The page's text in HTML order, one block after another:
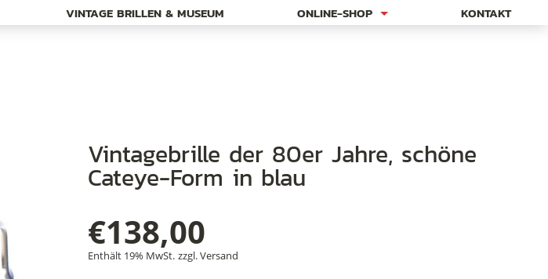
VINTAGE BRILLEN & MUSEUM ONLINE-SHOP KONTAKT
Vintagebrille der 80er Jahre, schöne
Cateye-Form in blau
€138,00
Enthält 19% MwSt. zzgl.Versand